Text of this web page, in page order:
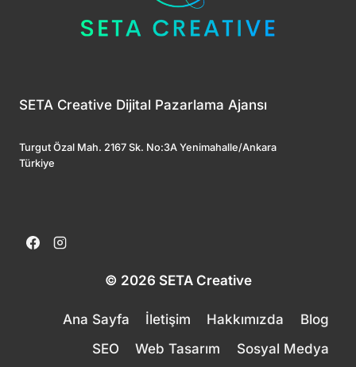
SETA Creative Dijital Pazarlama Ajansı
Turgut Özal Mah. 2167 Sk. No:3A Yenimahalle/Ankara
Türkiye
© 2026 SETA Creative
Ana Sayfa İletişim Hakkımızda
Blog
SEO
Web Tasarım Sosyal Medya